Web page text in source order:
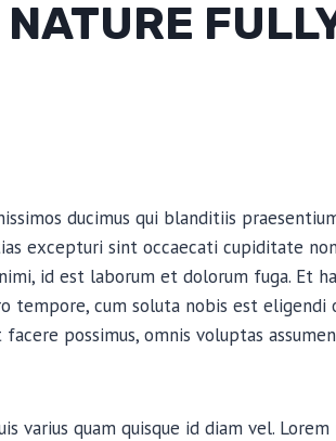
ducimus qui blanditiis
excepturi sint occaecati cupiditate
id est laborum et dolorum fuga. Et
cum soluta nobis est eligendi
possimus, omnis voluptas
varius quam quisque id diam vel.